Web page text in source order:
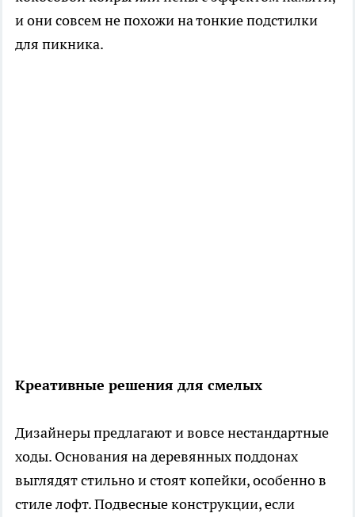
и они совсем не похожи на тонкие подстилки
для пикника.
Креативные решения для смелых
Дизайнеры предлагают и вовсе нестандартные
ходы. Основания на деревянных поддонах
выглядят стильно и стоят копейки, особенно в
стиле лофт. Подвесные конструкции, если